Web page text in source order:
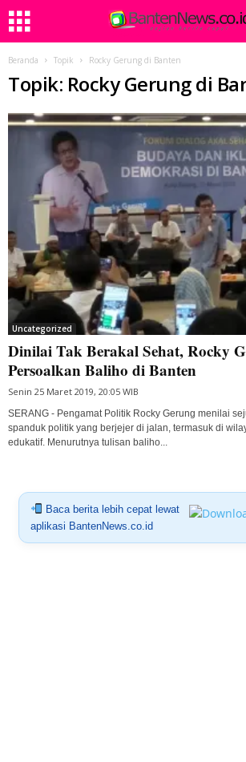
Beranda Topik Rocky Gerung di Banten
Topik: Rocky Gerung di
Uncategorized
Dinilai Tak Berakal Sehat, Rocky
Persoalkan Baliho di Banten
Senin 25 Maret 2019, 20:05 WIB
SERANG - Pengamat Politik Rocky Gerung menilai
spanduk politik yang berjejer di jalan, termasuk di
edukatif. Menurutnya tulisan baliho...
Baca berita lebih cepat lewat
aplikasi BantenNews.co.id